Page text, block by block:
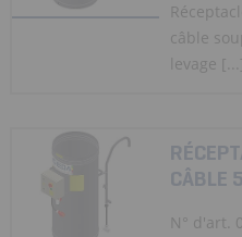
câble
levage [...]
CÂBLE
N° d'art.